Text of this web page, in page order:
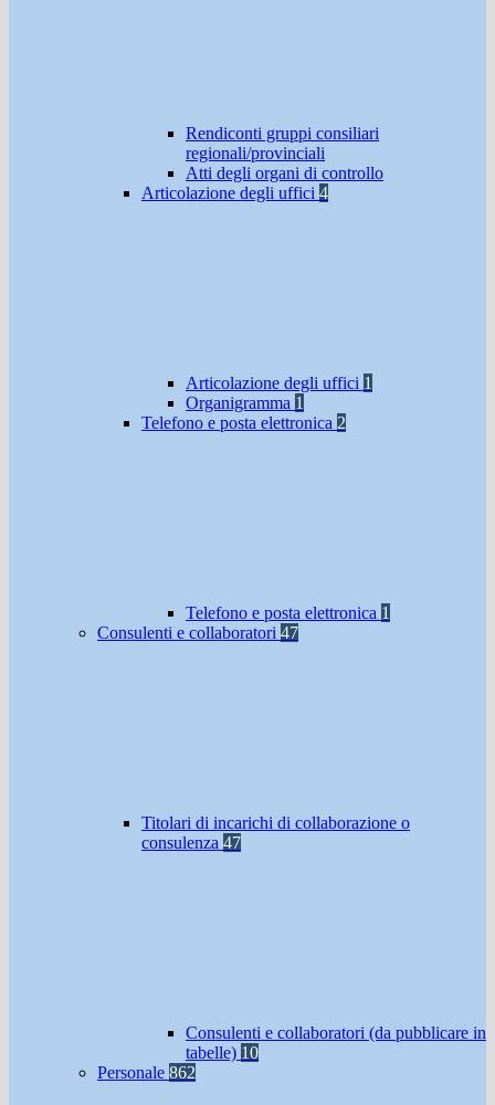
Rendiconti gruppi consiliari
regionali/provinciali
Atti degli organi di controllo
Articolazione degli uffici 4
Articolazione degli uffici 1
Organigramma 1
Telefono e posta elettronica 2
Telefono e posta elettronica 1
Consulenti e collaboratori 47
Titolari di incarichi di collaborazione o
consulenza 47
Consulenti e collaboratori (da pubblicare in
tabelle) 10
Personale 862